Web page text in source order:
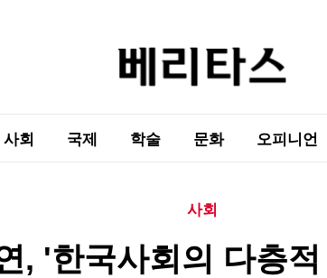
사회 국제 학술 문화 오피니언
사회
, '한국사회의 다층적